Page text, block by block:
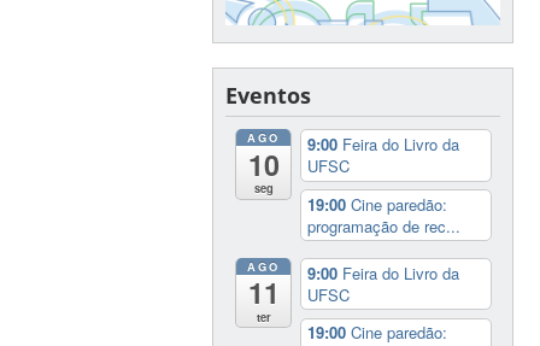
Eventos
AGO
10
seg
9:00 Feira do Livro da
UFSC
19:00Cine paredão:
programação de rec...
AGO
11
ter
9:00 Feira do Livro da
UFSC
19:00Cine paredão: